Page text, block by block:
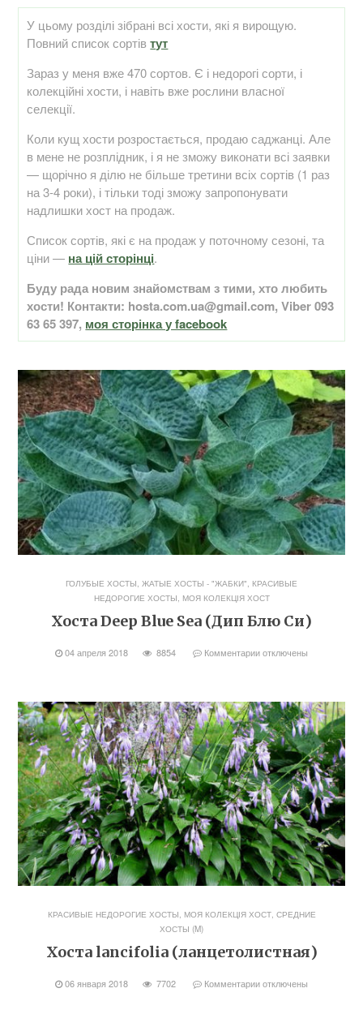
У цьому розділі зібрані всі хости, які я вирощую.
Повний список сортівтут
Зараз у меня вже 470 сортов. Є і недорогі сорти, і
колекційні хости, і навіть вже рослини власної
селекції.
Коли кущ хости розростається, продаю саджанці. Але
в мене не розплідник, і я не зможу виконати всі заявки
— щорічно я ділю не більше третини всіх сортів (1 раз
на 3-4 роки), і тільки тоді зможу запропонувати
надлишки хост на продаж.
Список сортів, які є на продаж у поточному сезоні, та
ціни — на цій сторінці.
Буду рада новим знайомствам з тими, хто любить
хости! Контакти: hosta.com.ua@gmail.com, Viber 093
63 65 397, моя сторінка у facebook
ГОЛУБЫЕ ХОСТЫ ЖАТЫЕ ХОСТЫ - "ЖАБКИ" КРАСИВЫЕ
НЕДОРОГИЕ ХОСТЫ МОЯ КОЛЕКЦІЯ ХОСТ
Хоста Deep Blue Sea (Дип Блю Си)
04 апреля 2018 8854 Комментарииотключены
КРАСИВЫЕ НЕДОРОГИЕ ХОСТЫ, МОЯ КОЛЕКЦІЯ ХОСТ, СРЕДНИЕ
ХОСТЫ (M)
Хоста lancifolia (ланцетолистная)
06 января 2018 7702 Комментарииотключены